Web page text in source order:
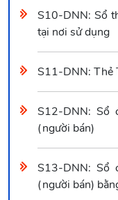
S10-DNN: Sổ
tại nơi sử dụng
S11-DNN: Thẻ
S12-DNN: Sổ
(người bán)
S13-DNN: Sổ
(người bán)